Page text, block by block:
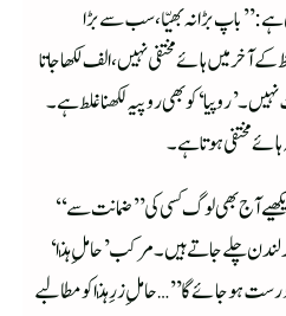
’’باپ بڑا نہ بھیّا، سب سے بڑا
کے آخر میں ہائے مختفی نہیں، الف لکھا جاتا
نہیں۔ ’روپیا‘ کو بھی روپیہ لکھنا غلط ہے۔
مختفی ہوتا ہے۔
آج بھی لوگ کسی کی ’’ضمانت سے‘‘
لندن چلے جاتے ہیں۔ مرکب ’حاملِ ہٰذا‘
ہوجائے گا ’’… حاملِ زرِ ہٰذا کو مطالبے